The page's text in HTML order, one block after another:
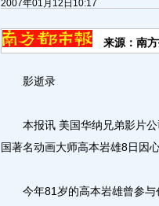
2007年01月12日10:17
来源：南
影逝录
本报讯 美国华纳兄弟影片公
国著名动画大师高本岩雄8日因
今年81岁的高本岩雄曾参与